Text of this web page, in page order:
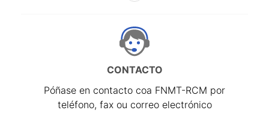
CONTACTO
Póñase en contacto coa FNMT-RCM por
teléfono, fax ou correo electrónico